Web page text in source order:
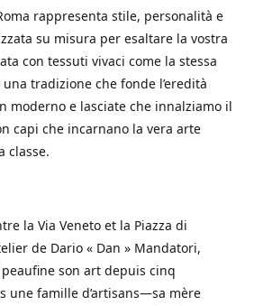
rappresenta stile, personalità e
su misura per esaltare la vostra
con tessuti vivaci come la stessa
tradizione che fonde l’eredità
moderno e lasciate che innalziamo il
capi che incarnano la vera arte
classe.
la Via Veneto et la Piazza di
de Dario « Dan » Mandatori,
son art depuis cinq
une famille d’artisans—sa mère